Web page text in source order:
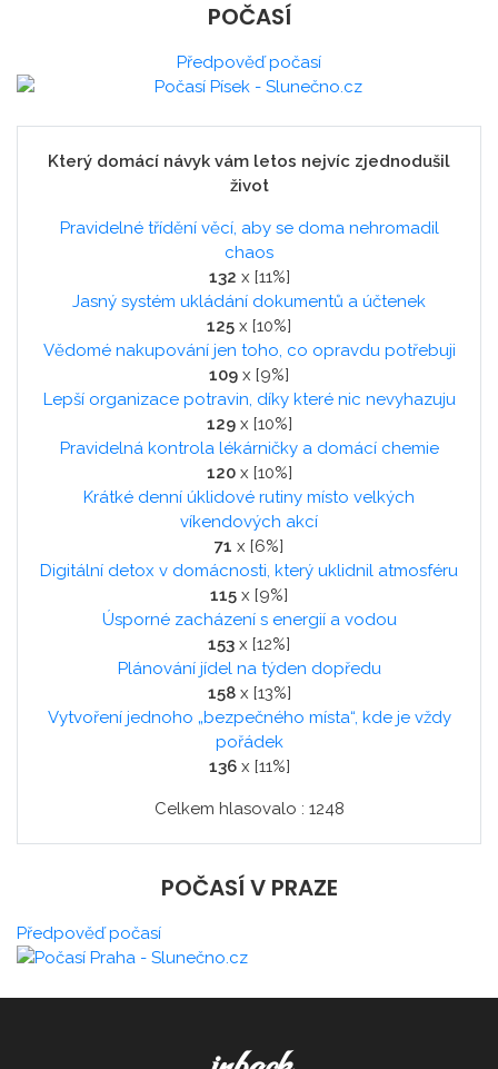
POČASÍ
Předpověď počasí
Který domácí návyk vám letos nejvíc zjednodušil
život
Pravidelné třídění věcí, aby se doma nehromadil
chaos
132 x [11%]
Jasný systém ukládání dokumentů a účtenek
125 x [10%]
Vědomé nakupování jen toho, co opravdu potřebuji
109 x [9%]
Lepší organizace potravin, díky které nic nevyhazuju
129x [10%]
Pravidelná kontrola lékárničky a domácí chemie
120x [10%]
Krátké denní úklidové rutiny místo velkých
víkendových akcí
71 x [6%]
Digitální detox v domácnosti, který uklidnil atmosféru
115 x [9%]
Úsporné zacházení s energií a vodou
153 x [12%]
Plánování jídel na týden dopředu
158x [13%]
Vytvoření jednoho „bezpečného místa“, kde je vždy
pořádek
136x [11%]
Celkem hlasovalo : 1248
POČASÍ V PRAZE
Předpověď počasí